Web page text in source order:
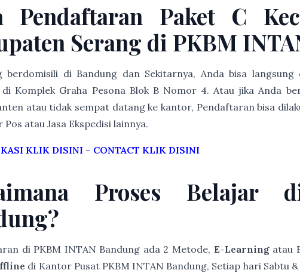
Pendaftaran Paket C
Serang di PKBM
berdomisili di Bandung dan Sekitarnya, Anda bisa langsung
di Komplek Graha Pesona Blok B Nomor 4. Atau jika Anda
atau tidak sempat datang ke kantor, Pendaftaran bisa
atau Jasa Ekspedisi lainnya.
KLIK DISINI – CONTACT KLIK DISINI
Proses Belajar
di PKBM INTAN Bandung ada 2 Metode, E-Learningatau
di Kantor Pusat PKBM INTAN Bandung, Setiap hari Sabtu